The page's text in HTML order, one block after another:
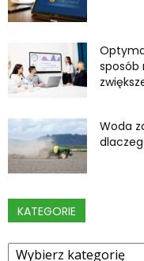
sposób
Woda
KATEGORIE
Kategorie